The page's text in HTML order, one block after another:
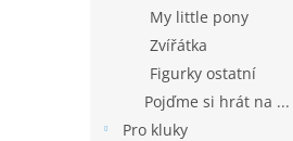
My little pony
Zvířátka
Figurky ostatní
Pojďme si hrát na ...
Pro kluky